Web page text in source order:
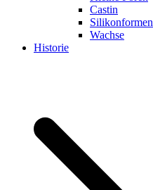
Castin
Silikonformen
Wachse
Historie